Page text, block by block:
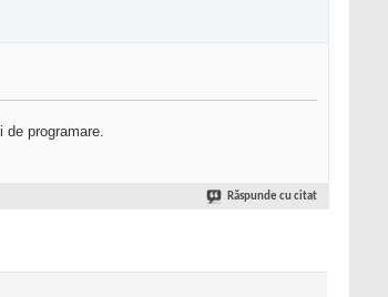
programare.
Răspunde cu citat